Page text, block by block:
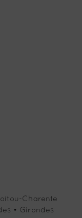
Charente
• Girondes